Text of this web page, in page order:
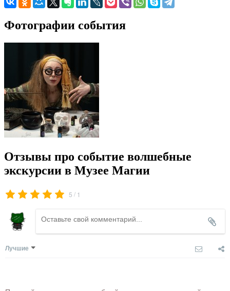
Фотографии события
Отзывы про событие волшебные
экскурсии в Музее Магии
5 / 1
Лучшие